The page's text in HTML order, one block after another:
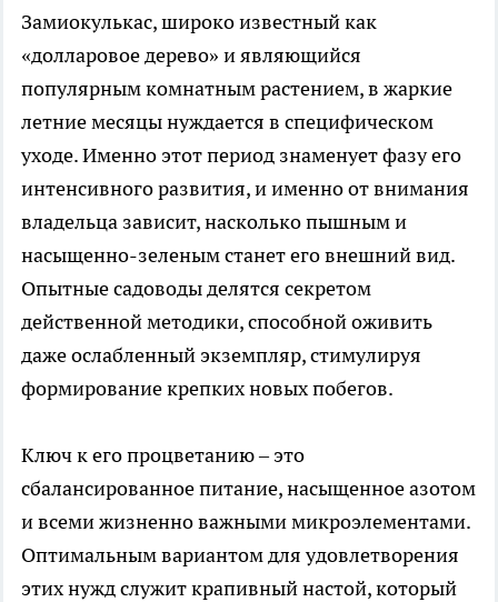
Замиокулькас, широко известный как
«долларовое дерево» и являющийся
популярным комнатным растением, в жаркие
летние месяцы нуждается в специфическом
уходе. Именно этот период знаменует фазу его
интенсивного развития, и именно от внимания
владельца зависит, насколько пышным и
насыщенно-зеленым станет его внешний вид.
Опытные садоводы делятся секретом
действенной методики, способной оживить
даже ослабленный экземпляр, стимулируя
формирование крепких новых побегов.
Ключ к его процветанию – это
сбалансированное питание, насыщенное азотом
и всеми жизненно важными микроэлементами.
Оптимальным вариантом для удовлетворения
этих нужд служит крапивный настой, который